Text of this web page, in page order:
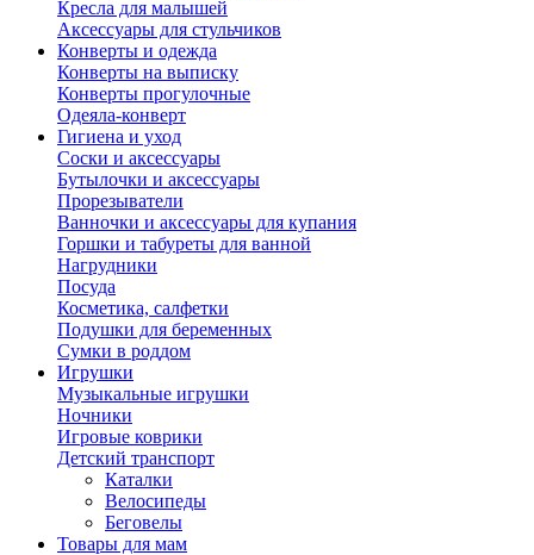
Кресла для малышей
Аксессуары для стульчиков
Конверты и одежда
Конверты на выписку
Конверты прогулочные
Одеяла-конверт
Гигиена и уход
Соски и аксессуары
Бутылочки и аксессуары
Прорезыватели
Ванночки и аксессуары для купания
Горшки и табуреты для ванной
Нагрудники
Посуда
Косметика, салфетки
Подушки для беременных
Сумки в роддом
Игрушки
Музыкальные игрушки
Ночники
Игровые коврики
Детский транспорт
Каталки
Велосипеды
Беговелы
Товары для мам